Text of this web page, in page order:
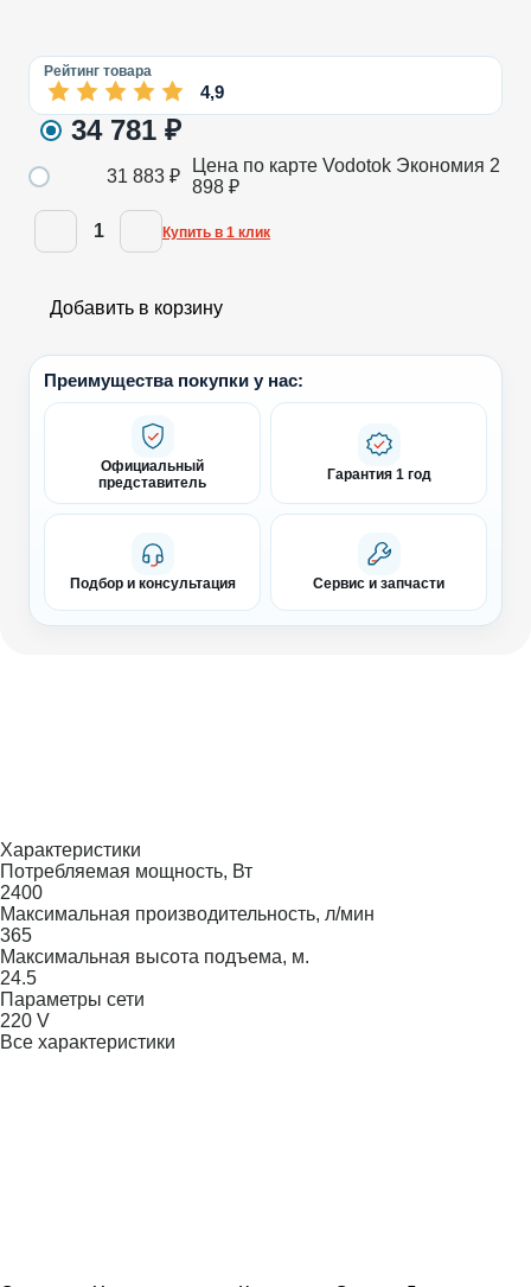
Рейтинг товара
4,9
34 781 ₽
31 883 ₽
Цена по карте Vodotok Экономия 2
898 ₽
1 Купить в 1 клик
Добавить в корзину
Преимущества покупки у нас:
Официальный
представитель
Гарантия 1 год
Подбор и консультация Сервис и запчасти
Характеристики
Потребляемая мощность, Вт
2400
Максимальная производительность, л/мин
365
Максимальная высота подъема, м.
24.5
Параметры сети
220 V
Все характеристики